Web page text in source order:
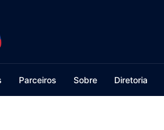
Parceiros Sobre Diretoria